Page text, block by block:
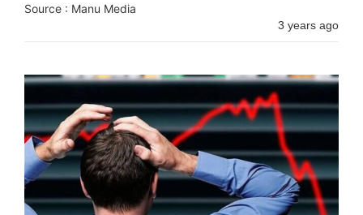
Source : Manu Media
3 years ago